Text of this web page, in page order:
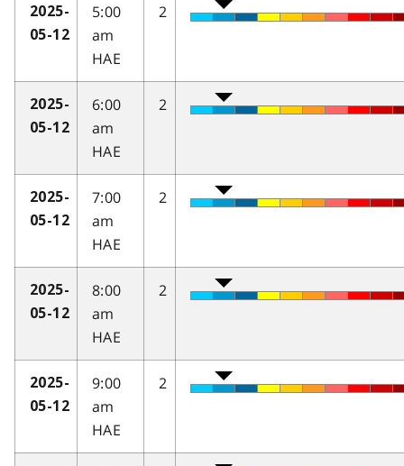
2025-
05-12
5:00
am
HAE
2
2025-
05-12
6:00
am
HAE
2
2025-
05-12
7:00
am
HAE
2
2025-
05-12
8:00
am
HAE
2
2025-
05-12
9:00
am
HAE
2